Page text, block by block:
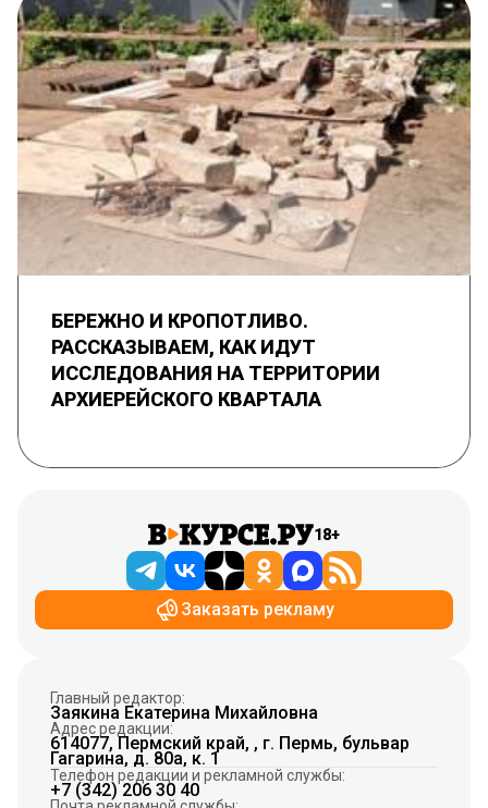
БЕРЕЖНО И КРОПОТЛИВО.
РАССКАЗЫВАЕМ, КАК ИДУТ
ИССЛЕДОВАНИЯ НА ТЕРРИТОРИИ
АРХИЕРЕЙСКОГО КВАРТАЛА
18+
Заказать рекламу
Главный редактор:
Заякина Екатерина Михайловна
Адрес редакции:
614077, Пермский край, , г. Пермь, бульвар
Гагарина, д. 80а, к. 1
Телефон редакции и рекламной службы:
+7 (342) 206 30 40